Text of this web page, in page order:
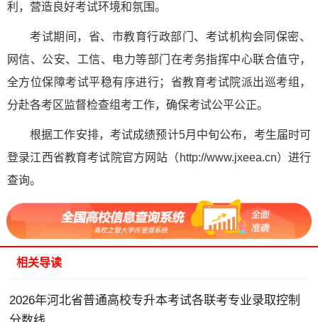
利，营造良好考试环境和氛围。
考试期间，省、市教育行政部门、考试机构会同保密、
网信、公安、工信、电力等部门在考务指挥中心联合值守，
全方位保障考试平稳有序进行；省教育考试院派出巡考组，
分赴各考区监督检查组考工作，确保考试公平公正。
根据工作安排，考试成绩预计5月中旬公布，考生届时可
登录江西省教育考试院官方网站（http://www.jxeea.cn）进行
查询。
相关导读
2026年河北省普通高校专升本考试各联考专业录取控制